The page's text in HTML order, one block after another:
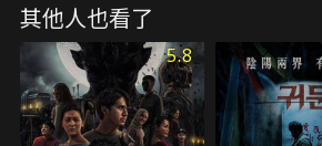
來進行傳統驅邪儀式。同時，教會也緊
父（吉拉宇唐思蘇克 飾演）前來應對
其他人也看了
5.8